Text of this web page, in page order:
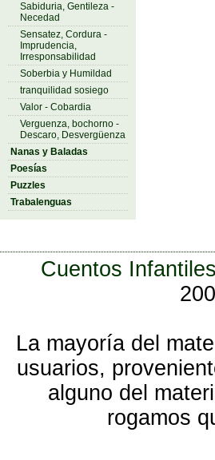
Sabiduria, Gentileza -
Necedad
Sensatez, Cordura -
Imprudencia,
Irresponsabilidad
Soberbia y Humildad
tranquilidad sosiego
Valor - Cobardia
Verguenza, bochorno -
Descaro, Desvergüenza
Nanas y Baladas
Poesías
Puzzles
Trabalenguas
Cuentos
La mayoría del
usuarios,
alguno del
rogamos